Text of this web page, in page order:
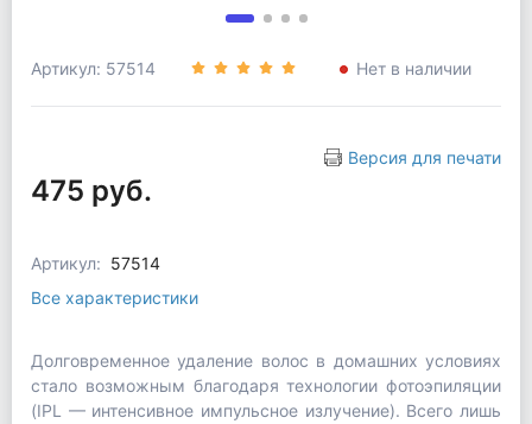
Артикул: 57514 Нет в наличии
Версия для печати
475 руб.
Артикул: 57514
Все характеристики
Долговременное удаление волос в домашних условиях
стало возможным благодаря технологии фотоэпиляции
(IPL — интенсивное импульсное излучение). Всего лишь